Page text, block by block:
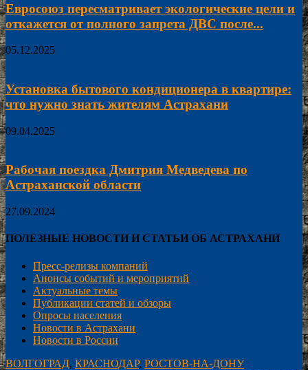
Евросоюз пересматривает экологические цели и
откажется от полного запрета ДВС после...
05.12.2025
Установка бытового кондиционера в квартире:
что нужно знать жителям Астрахани
09.04.2025
Рабочая поездка Дмитрия Медведева по
Астраханской области
27.09.2024
ПОЛЕЗНЫЕ НОВОСТИ И СТАТЬИ ОБ АСТРАХАНИ
Пресс-релизы компаний
Анонсы событий и мероприятий
Актуальные темы
Публикации статей и обзоры
Опросы населения
Новости в Астрахани
Новости в России
ВОЛГОГРАД, КРАСНОДАР, РОСТОВ-НА-ДОНУ